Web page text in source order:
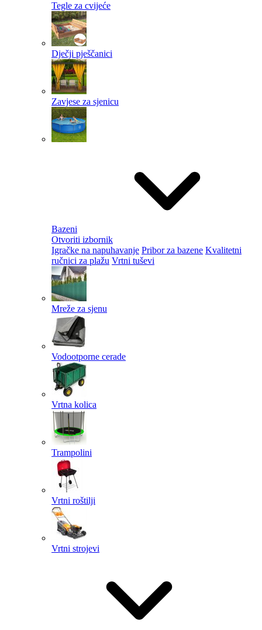
Tegle za cvijeće
Dječji pješčanici
Zavjese za sjenicu
Bazeni
Otvoriti izbornik
Igračke na napuhavanje Pribor za bazene Kvalitetni
ručnici za plažu Vrtni tuševi
Mreže za sjenu
Vodootporne cerade
Vrtna kolica
Trampolini
Vrtni roštilji
Vrtni strojevi